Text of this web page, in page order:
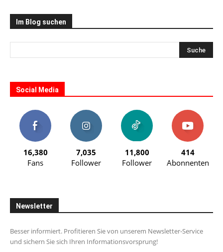
Im Blog suchen
Social Media
16,380
Fans
7,035
Follower
11,800
Follower
414
Abonnenten
Newsletter
Besser informiert. Profitieren Sie von unserem Newsletter-Service
und sichern Sie sich Ihren Informationsvorsprung!